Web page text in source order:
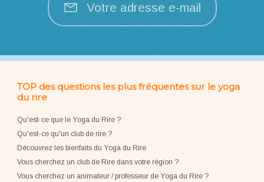
Votre adresse e-mail
TOP des questions les plus fréquentes sur le yoga
du rire
Qu'est-ce que le Yoga du Rire ?
Qu'est-ce qu'un club de rire ?
Découvrez les bienfaits du Yoga du Rire
Vous cherchez un club de Rire dans votre région ?
Vous cherchez un animateur / professeur de Yoga du Rire ?